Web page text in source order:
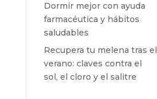
Dormir mejor con ayuda
farmacéutica y hábitos
saludables
Recupera tu melena tras el
verano: claves contra el
sol, el cloro y el salitre